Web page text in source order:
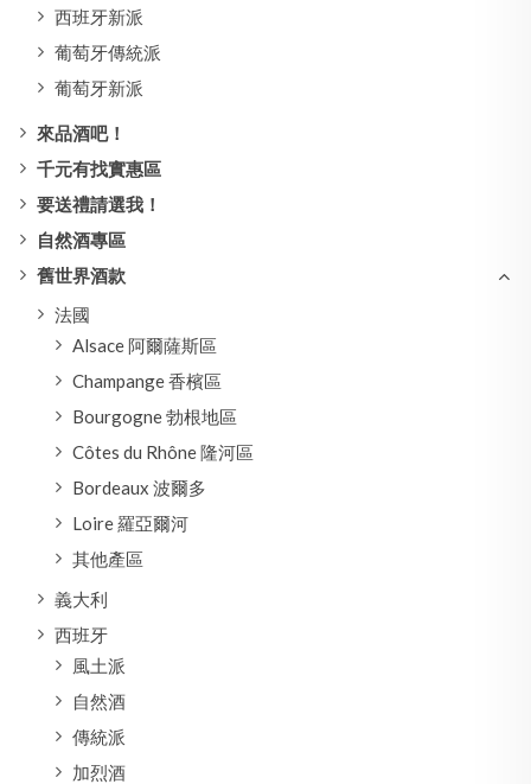
西班牙新派
葡萄牙傳統派
葡萄牙新派
來品酒吧！
千元有找實惠區
要送禮請選我！
自然酒專區
舊世界酒款
法國
Alsace 阿爾薩斯區
Champange 香檳區
Bourgogne 勃根地區
Côtes du Rhône 隆河區
Bordeaux 波爾多
Loire 羅亞爾河
其他產區
義大利
西班牙
風土派
自然酒
傳統派
加烈酒